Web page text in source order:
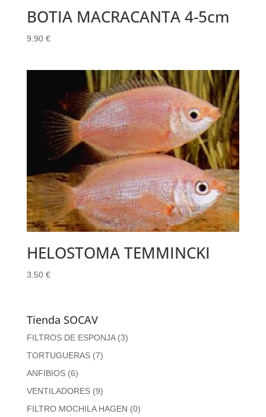
BOTIA MACRACANTA 4-5cm
9.90 €
HELOSTOMA TEMMINCKI
3.50 €
Tienda SOCAV
FILTROS DE ESPONJA (3)
TORTUGUERAS (7)
ANFIBIOS (6)
VENTILADORES (9)
FILTRO MOCHILA HAGEN (0)